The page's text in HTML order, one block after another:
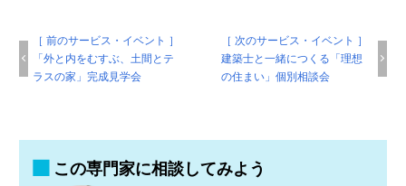
［ 前のサービス・イベント ］
「外と内をむすぶ、土間とテ
ラスの家」完成見学会
［ 次のサービス・イベント ］
建築士と一緒につくる「理想
の住まい」個別相談会
この専門家に相談してみよう